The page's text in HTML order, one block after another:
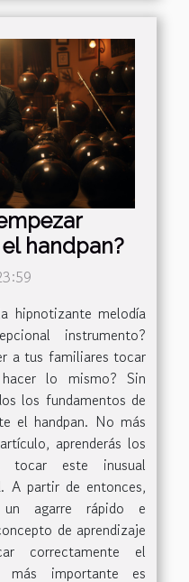
handpan?
hipnotizante melodía
instrumento?
a tus familiares tocar
lo mismo? Sin
los fundamentos de
el handpan. No más
aprenderás los
tocar este inusual
A partir de entonces,
un agarre rápido e
de aprendizaje
correctamente el
importante es